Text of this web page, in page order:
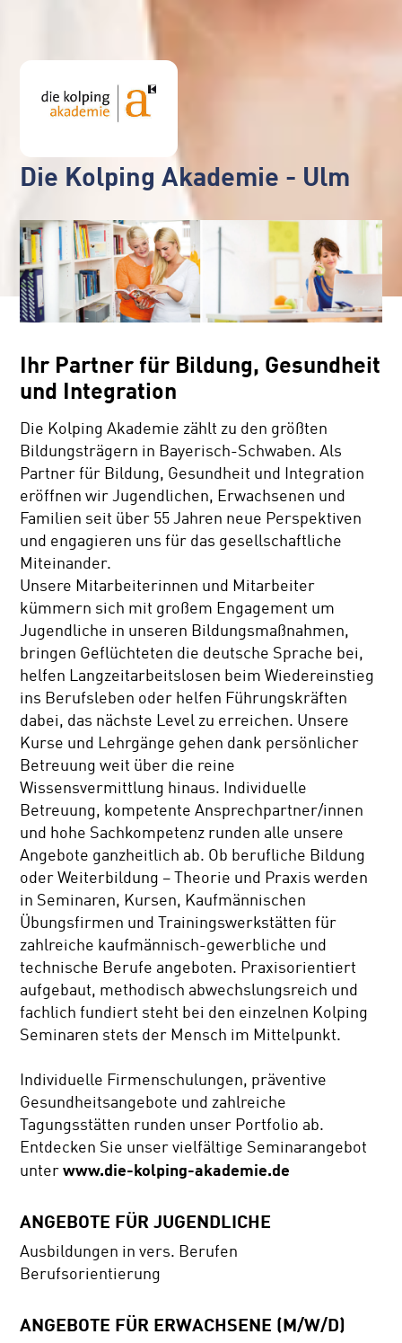
Die Kolping Akademie - Ulm
Ihr Partner für Bildung, Gesundheit
und Integration
Die Kolping Akademie zählt zu den größten
Bildungsträgern in Bayerisch-Schwaben. Als
Partner für Bildung, Gesundheit und Integration
eröffnen wir Jugendlichen, Erwachsenen und
Familien seit über 55 Jahren neue Perspektiven
und engagieren uns für das gesellschaftliche
Miteinander.
Unsere Mitarbeiterinnen und Mitarbeiter
kümmern sich mit großem Engagement um
Jugendliche in unseren Bildungsmaßnahmen,
bringen Geflüchteten die deutsche Sprache bei,
helfen Langzeitarbeitslosen beim Wiedereinstieg
ins Berufsleben oder helfen Führungskräften
dabei, das nächste Level zu erreichen. Unsere
Kurse und Lehrgänge gehen dank persönlicher
Betreuung weit über die reine
Wissensvermittlung hinaus. Individuelle
Betreuung, kompetente Ansprechpartner/innen
und hohe Sachkompetenz runden alle unsere
Angebote ganzheitlich ab. Ob berufliche Bildung
oder Weiterbildung – Theorie und Praxis werden
in Seminaren, Kursen, Kaufmännischen
Übungsfirmen und Trainingswerkstätten für
zahlreiche kaufmännisch-gewerbliche und
technische Berufe angeboten. Praxisorientiert
aufgebaut, methodisch abwechslungsreich und
fachlich fundiert steht bei den einzelnen Kolping
Seminaren stets der Mensch im Mittelpunkt.
Individuelle Firmenschulungen, präventive
Gesundheitsangebote und zahlreiche
Tagungsstätten runden unser Portfolio ab.
Entdecken Sie unser vielfältige Seminarangebot
unterwww.die-kolping-akademie.de
ANGEBOTE FÜR JUGENDLICHE
Ausbildungen in vers. Berufen
Berufsorientierung
ANGEBOTE FÜR ERWACHSENE (M/W/D)